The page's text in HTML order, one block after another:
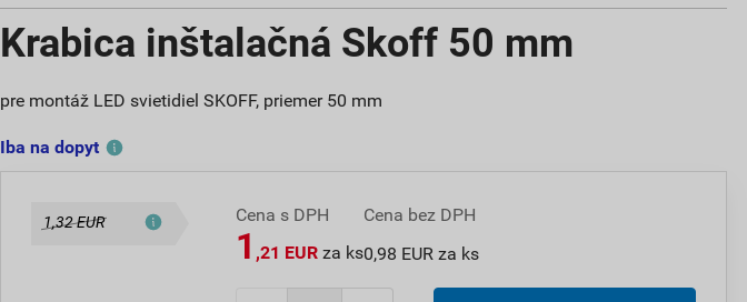
Krabica inštalačná Skoff 50 mm
pre montáž LED svietidiel SKOFF, priemer 50 mm
Iba na dopyt
1,32 EUR Cena s DPH
1 ,21 EUR za ks
Cena bez DPH
0,98 EUR za ks